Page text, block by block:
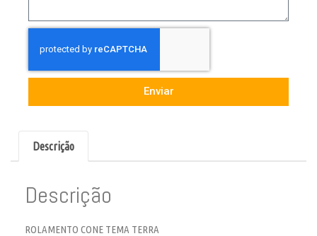
Enviar
Descrição
Descrição
ROLAMENTO CONE TEMA TERRA